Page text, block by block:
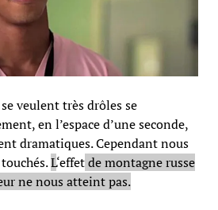
veulent très drôles se
en l’espace d’une seconde,
dramatiques. Cependant nous
L‘effetde montagne russe
ne nous atteint pas.